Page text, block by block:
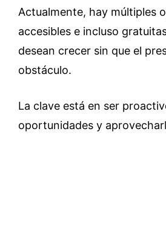
Actualmente, hay múltiples
accesibles e incluso
desean crecer sin que el
obstáculo.
La clave está en ser
oportunidades y